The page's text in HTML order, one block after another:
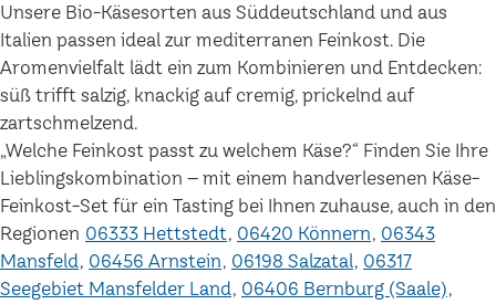
Unsere Bio-Käsesorten aus Süddeutschland und aus
Italien passen ideal zur mediterranen Feinkost. Die
Aromenvielfalt lädt ein zum Kombinieren und Entdecken:
süß trifft salzig, knackig auf cremig, prickelnd auf
zartschmelzend.
„Welche Feinkost passt zu welchem Käse?“ Finden Sie Ihre
Lieblingskombination – mit einem handverlesenen Käse-
Feinkost-Set für ein Tasting bei Ihnen zuhause, auch in den
Regionen 06333 Hettstedt 06420 Könnern 06343
Mansfeld 06456 Arnstein 06198 Salzatal 06317
Seegebiet Mansfelder Land 06406 Bernburg (Saale)